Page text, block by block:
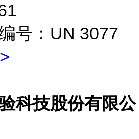
号：UN 3077
科技股份有限公